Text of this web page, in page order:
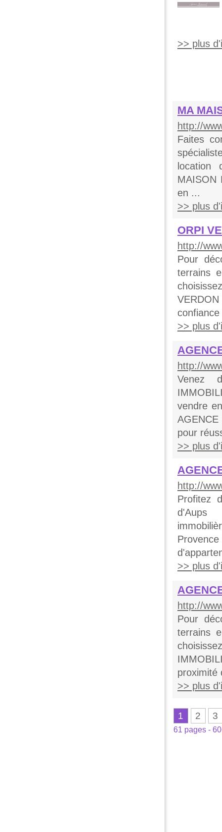
>> plus
MA
http://
Faites
location
MAISON
en ...
>> plus
ORPI
http://
Pour
terrains
>> plus
http://
Venez
vendre
pour
>> plus
http://
Profitez
>> plus
http://
Pour
terrains
proximité
>> plus
1 2 3
61 pages -